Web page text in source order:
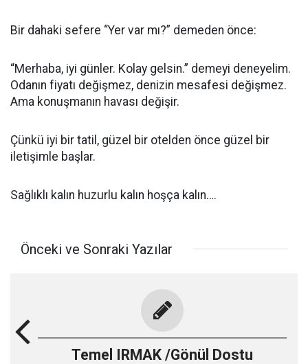
Bir dahaki sefere “Yer var mı?” demeden önce:
“Merhaba, iyi günler. Kolay gelsin.” demeyi deneyelim.
Odanın fiyatı değişmez, denizin mesafesi değişmez.
Ama konuşmanın havası değişir.
Çünkü iyi bir tatil, güzel bir otelden önce güzel bir
iletişimle başlar.
Sağlıklı kalın huzurlu kalın hoşça kalın….
Önceki ve Sonraki Yazılar
Temel IRMAK /Gönül Dostu